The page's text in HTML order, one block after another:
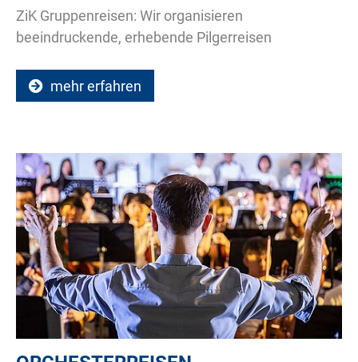
ZiK Gruppenreisen: Wir organisieren
beeindruckende, erhebende Pilgerreisen
mehr erfahren